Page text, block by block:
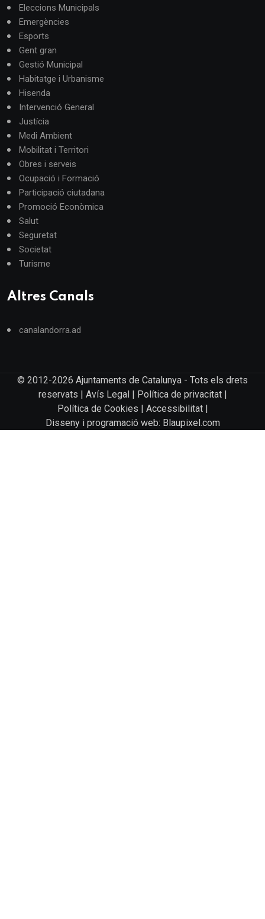
Eleccions Municipals
Emergències
Esports
Gent gran
Gestió Municipal
Habitatge i Urbanisme
Hisenda
Intervenció General
Justícia
Medi Ambient
Mobilitat i Territori
Obres i serveis
Ocupació i Formació
Participació ciutadana
Promoció Econòmica
Salut
Seguretat
Societat
Turisme
Altres Canals
canalandorra.ad
© 2012-2026 Ajuntaments de Catalunya - Tots els drets
reservats | Avís Legal Política de privacitat|
Política de Cookies
Accessibilitat|
Disseny i programació web: Blaupixel.com